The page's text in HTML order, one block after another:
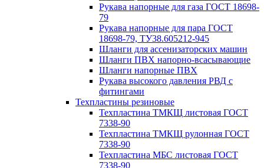
Рукава напорные для газа ГОСТ 18698-
79
Рукава напорные для пара ГОСТ
18698-79, ТУ38.605212-945
Шланги для ассенизаторских машин
Шланги ПВХ напорно-всасывающие
Шланги напорные ПВХ
Рукава высокого давления РВД с
фитингами
Техпластины резиновые
Техпластина ТМКЩ листовая ГОСТ
7338-90
Техпластина ТМКЩ рулонная ГОСТ
7338-90
Техпластина МБС листовая ГОСТ
7338-90